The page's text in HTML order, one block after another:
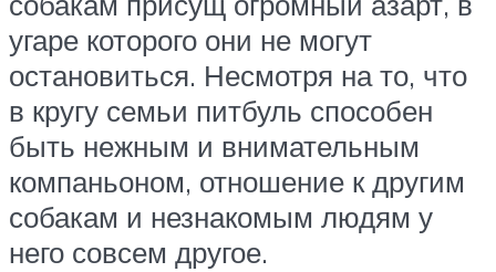
угаре которого они не могут
остановиться. Несмотря на то, что
в кругу семьи питбуль способен
быть нежным и внимательным
компаньоном, отношение к другим
собакам и незнакомым людям у
него совсем другое.